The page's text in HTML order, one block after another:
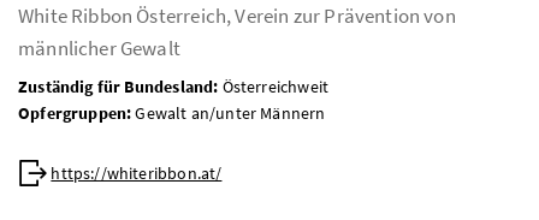
White Ribbon Österreich, Verein zur Prävention von
männlicher Gewalt
Zuständig für Bundesland: Österreichweit
Opfergruppen:Gewalt an/unter Männern
Web:
https://whiteribbon.at/